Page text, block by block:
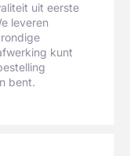
uit eerste
leveren
kunt
bent.